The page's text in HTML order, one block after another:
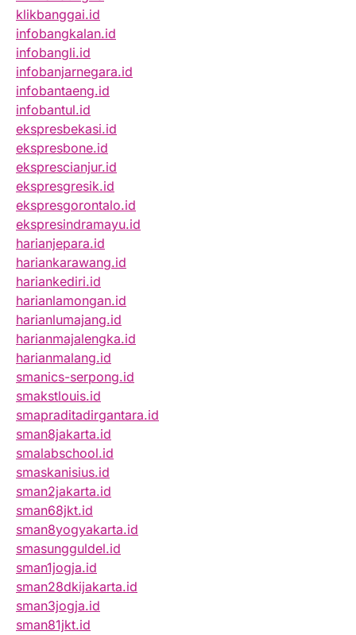
klikbanggai.id
infobangkalan.id
infobangli.id
infobanjarnegara.id
infobantaeng.id
infobantul.id
ekspresbekasi.id
ekspresbone.id
eksprescianjur.id
ekspresgresik.id
ekspresgorontalo.id
ekspresindramayu.id
harianjepara.id
hariankarawang.id
hariankediri.id
harianlamongan.id
harianlumajang.id
harianmajalengka.id
harianmalang.id
smanics-serpong.id
smakstlouis.id
smapraditadirgantara.id
sman8jakarta.id
smalabschool.id
smaskanisius.id
sman2jakarta.id
sman68jkt.id
sman8yogyakarta.id
smasungguldel.id
sman1jogja.id
sman28dkijakarta.id
sman3jogja.id
sman81jkt.id